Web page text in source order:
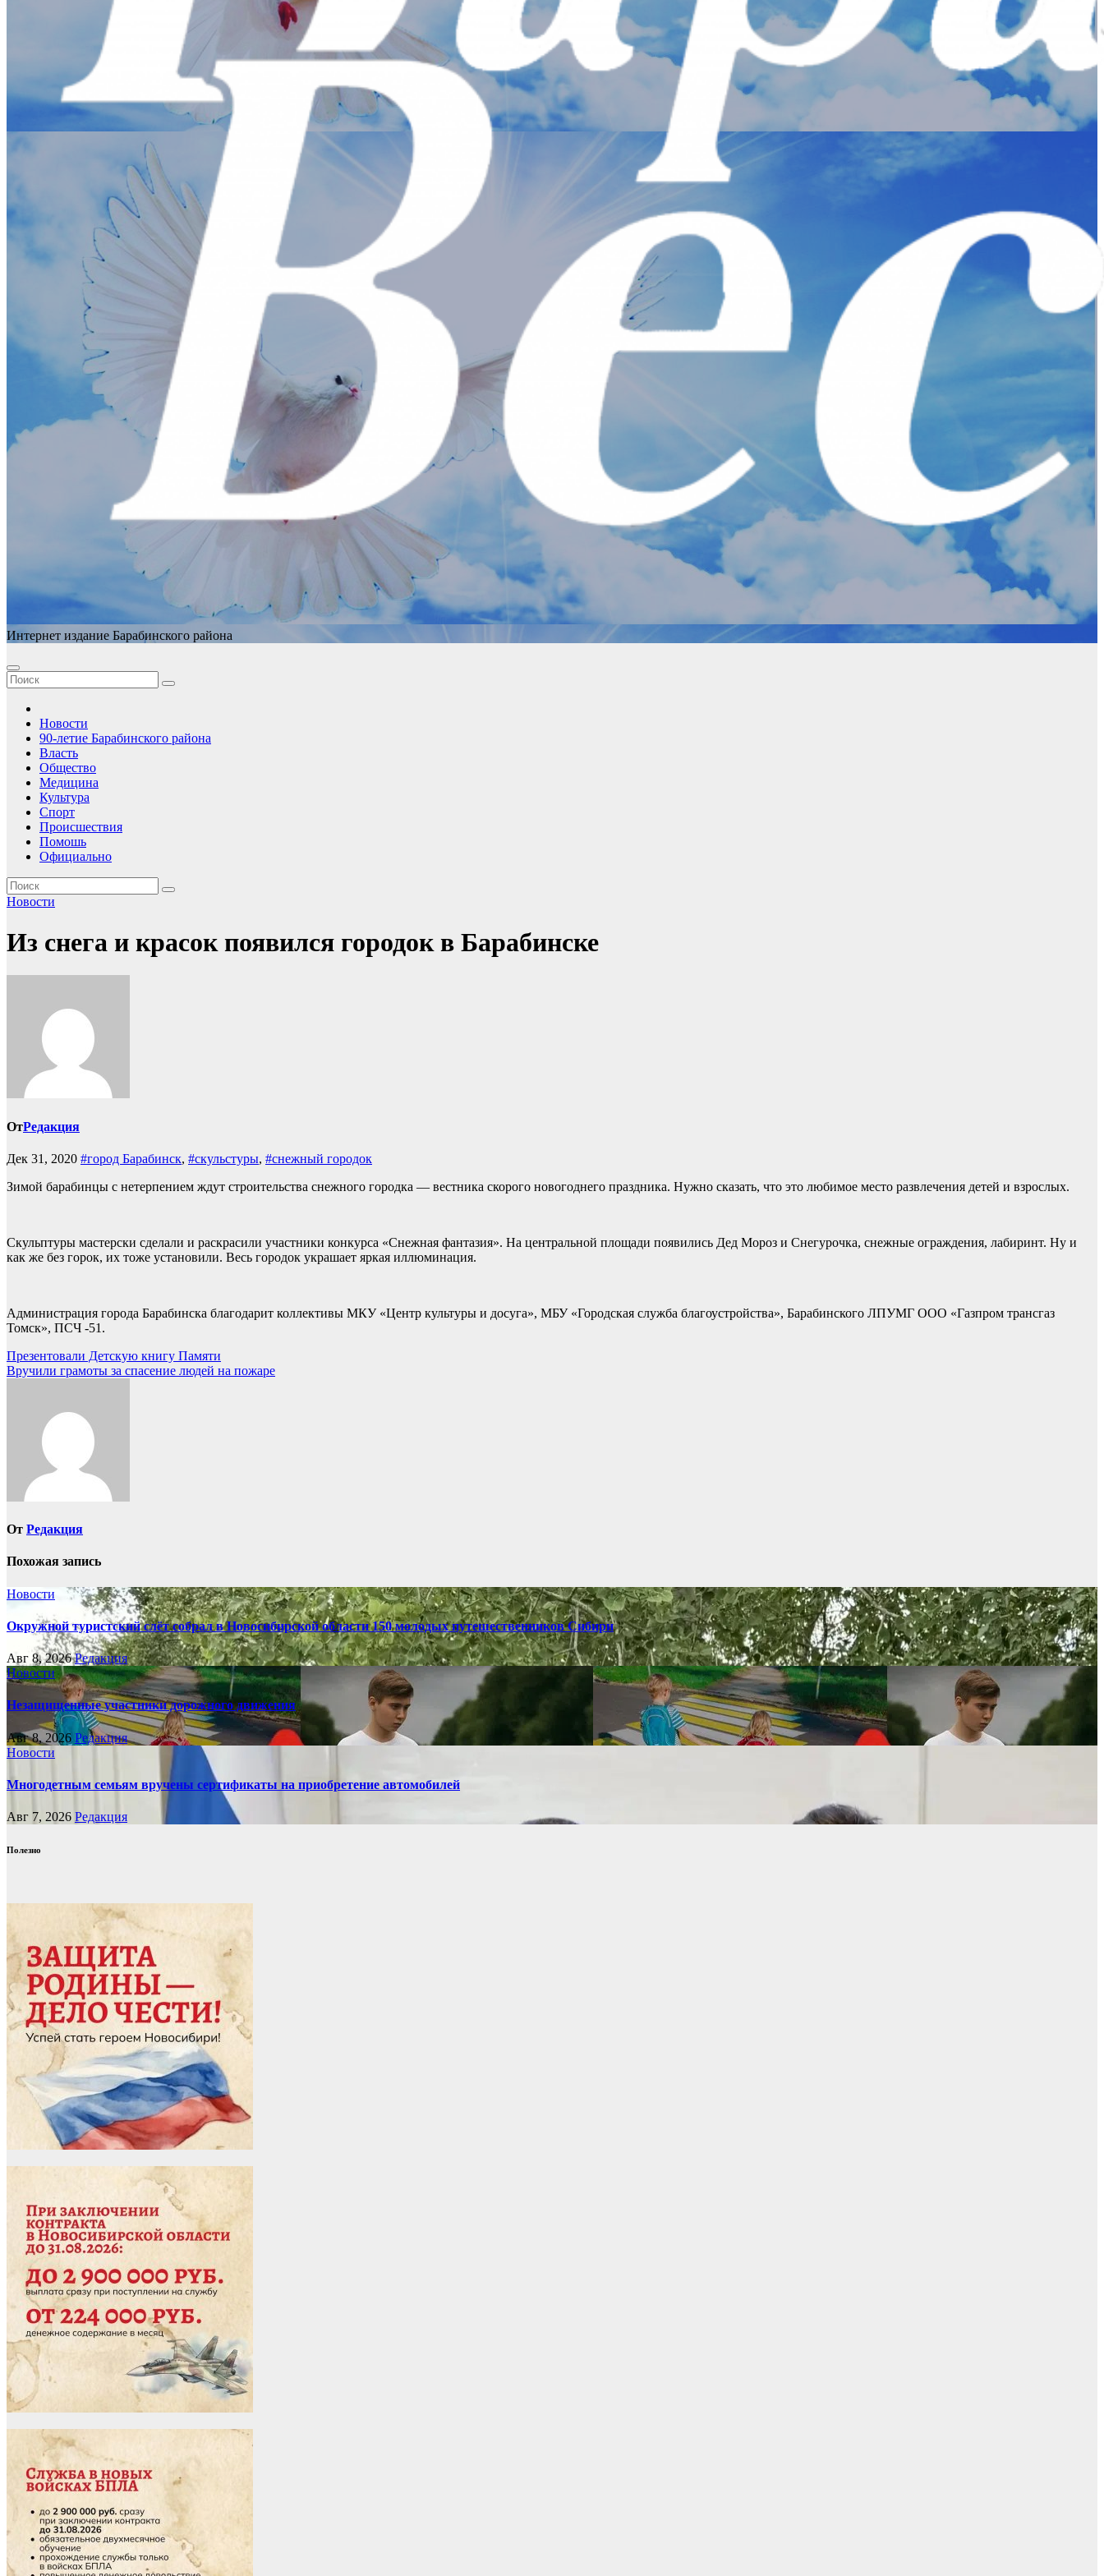
Интернет издание Барабинского района
Новости
90-летие Барабинского района
Власть
Общество
Медицина
Культура
Спорт
Происшествия
Помошь
Официально
Новости
Из снега и красок появился городок в Барабинске
ОтРедакция
Дек 31, 2020 #город Барабинск, #скульстуры, #снежный городок
Зимой барабинцы с нетерпением ждут строительства снежного городка — вестника скорого новогоднего праздника. Нужно сказать, что это любимое место развлечения детей и взрослых.
Скульптуры мастерски сделали и раскрасили участники конкурса «Снежная фантазия». На центральной площади появились Дед Мороз и Снегурочка, снежные ограждения, лабиринт. Ну и
как же без горок, их тоже установили. Весь городок украшает яркая иллюминация.
Администрация города Барабинска благодарит коллективы МКУ «Центр культуры и досуга», МБУ «Городская служба благоустройства», Барабинского ЛПУМГ ООО «Газпром трансгаз
Томск», ПСЧ -51.
Навигация
по
Презентовали Детскую книгу Памяти
Вручили грамоты за спасение людей на пожаре
От Редакция
Похожая запись
Новости
Окружной туристский слёт собрал в Новосибирской области 150 молодых путешественников Сибири
Авг 8, 2026Редакция
Новости
Незащищенные участники дорожного движения
Авг 8, 2026 Редакция
Новости
Многодетным семьям вручены сертификаты на приобретение автомобилей
Авг 7, 2026 Редакция
Полезно